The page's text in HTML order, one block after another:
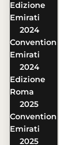
Edizione
Emirati
2024
Convention
Emirati
2024
Edizione
Roma
2025
Convention
Emirati
2025